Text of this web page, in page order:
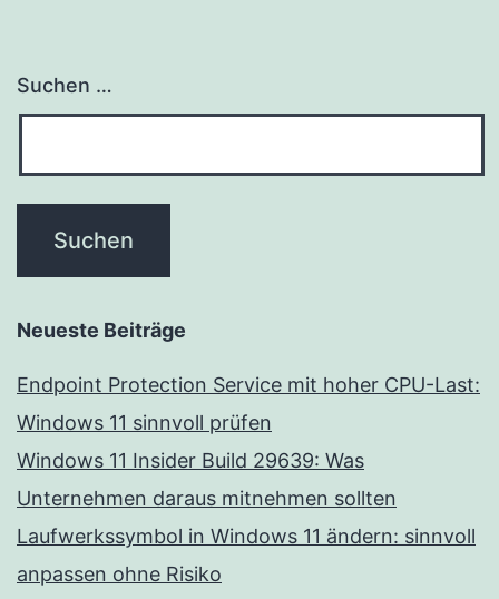
Suchen …
Neueste Beiträge
Endpoint Protection Service mit hoher CPU-Last:
Windows 11 sinnvoll prüfen
Windows 11 Insider Build 29639: Was
Unternehmen daraus mitnehmen sollten
Laufwerkssymbol in Windows 11 ändern: sinnvoll
anpassen ohne Risiko